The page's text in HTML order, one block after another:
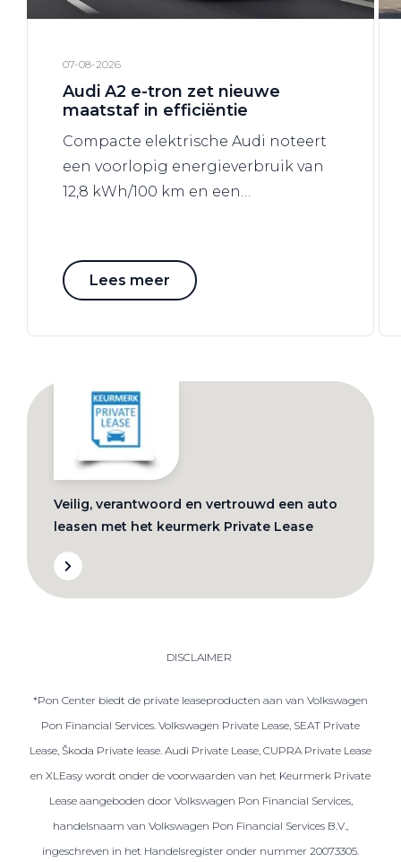
07-08-2026
Audi A2 e-tron zet nieuwe
maatstaf in efficiëntie
Compacte elektrische Audi noteert
een voorlopig energieverbruik van
12,8 kWh/100 km en een
Lees meer
Veilig, verantwoord en vertrouwd een auto
leasen met het keurmerk Private Lease
DISCLAIMER
*Pon Center biedt de private leaseproducten aan van Volkswagen
Pon Financial Services. Volkswagen Private Lease, SEAT Private
Lease, Škoda Private lease. Audi Private Lease, CUPRA Private Lease
en XLEasy wordt onder de voorwaarden van het Keurmerk Private
Lease aangeboden door Volkswagen Pon Financial Services,
handelsnaam van Volkswagen Pon Financial Services B.V.,
ingeschreven in het Handelsregister onder nummer 20073305.